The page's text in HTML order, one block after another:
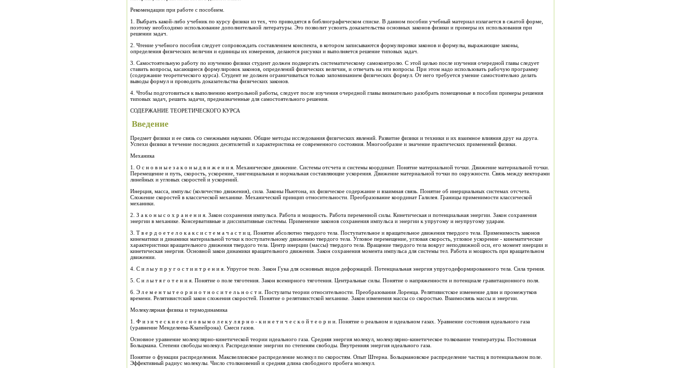
Рекомендации при работе с пособием.
1. Выбрать какой-либо учебник по курсу физики из тех, что приводятся в библиографическом списке. В данном пособии учебный материал излагается в сжатой форме,
поэтому необходимо использование дополнительной литературы. Это позволит усвоить доказательства основных законов физики и примеры их использования при
решении задач.
2. Чтение учебного пособия следует сопровождать составлением конспекта, в котором записываются формулировки законов и формулы, выражающие законы,
определения физических величин и единицы их измерения, делаются рисунки и выполняется решение типовых задач.
3. Самостоятельную работу по изучению физики студент должен подвергать систематическому самоконтролю. С этой целью после изучения очередной главы следует
ставить вопросы, касающиеся формулировок законов, определений физических величин, и отвечать на эти вопросы. При этом надо использовать рабочую программу
(содержание теоретического курса). Студент не должен ограничиваться только запоминанием физических формул. От него требуется умение самостоятельно делать
выводы формул и проводить доказательства физических законов.
4. Чтобы подготовиться к выполнению контрольной работы, следует после изучения очередной главы внимательно разобрать помещенные в пособии примеры решения
типовых задач, решить задачи, предназначенные для самостоятельного решения.
СОДЕРЖАНИЕ ТЕОРЕТИЧЕСКОГО КУРСА
Введение
Предмет физики и ее связь со смежными науками. Общие методы исследования физических явлений. Развитие физики и техники и их взаимное влияния друг на друга.
Успехи физики в течение последних десятилетий и характеристика ее современного состояния. Многообразие и значение практических применений физики.
Механика
1. О с н о в н ы е з а к о н ы д в и ж е н и я. Механическое движение. Системы отсчета и системы координат. Понятие материальной точки. Движение материальной точки.
Перемещение и путь, скорость, ускорение, тангенциальная и нормальная составляющие ускорения. Движение материальной точки по окружности. Связь между векторами
линейных и угловых скоростей и ускорений.
Инерция, масса, импульс (количество движения), сила. Законы Ньютона, их физическое содержание и взаимная связь. Понятие об инерциальных системах отсчета.
Сложение скоростей в классической механике. Механический принцип относительности. Преобразование координат Галилея. Границы применимости классической
механики.
2. З а к о н ы с о х р а н е н и я. Закон сохранения импульса. Работа и мощность. Работа переменной силы. Кинетическая и потенциальная энергии. Закон сохранения
энергии в механике. Консервативные и диссипативные системы. Применение законов сохранения импульса и энергии к упругому и неупругому ударам.
3. Т в е р д о е т е л о к а к с и с т е м а ч а с т и ц. Понятие абсолютно твердого тела. Поступательное и вращательное движения твердого тела. Применимость законов
кинематики и динамики материальной точки к поступательному движению твердого тела. Угловое перемещение, угловая скорость, угловое ускорение - кинематические
характеристики вращательного движения твердого тела. Центр инерции (массы) твердого тела. Вращение твердого тела вокруг неподвижной оси, его момент инерции и
кинетическая энергия. Основной закон динамики вращательного движения. Закон сохранения момента импульса для системы тел. Работа и мощность при вращательном
движении.
4. С и л ы у п р у г о с т и и т р е н и я. Упругое тело. Закон Гука для основных видов деформаций. Потенциальная энергия упругодеформированного тела. Сила трения.
5. С и л ы т я г о т е н и я. Понятие о поле тяготения. Закон всемирного тяготения. Центральные силы. Понятие о напряженности и потенциале гравитационного поля.
6. Э л е м е н т ы т е о р и и о т н о с и т е л ь н о с т и. Постулаты теории относительности. Преобразования Лоренца. Релятивистское изменение длин и промежутков
времени. Релятивистский закон сложения скоростей. Понятие о релятивистской механике. Закон изменения массы со скоростью. Взаимосвязь массы и энергии.
Молекулярная физика и термодинамика
1. Ф и з и ч е с к и е о с н о в ы м о л е к у л я р н о - к и н е т и ч е с к о й т е о р и и. Понятие о реальном и идеальном газах. Уравнение состояния идеального газа
(уравнение Менделеева-Клапейрона). Смеси газов.
Основное уравнение молекулярно-кинетической теории идеального газа. Средняя энергия молекул, молекулярно-кинетическое толкование температуры. Постоянная
Больцмана. Степени свободы молекул. Распределение энергии по степеням свободы. Внутренняя энергия идеального газа.
Понятие о функции распределения. Максвелловское распределение молекул по скоростям. Опыт Штерна. Больцмановское распределение частиц в потенциальном поле.
Эффективный радиус молекулы. Число столкновений и средняя длина свободного пробега молекул.